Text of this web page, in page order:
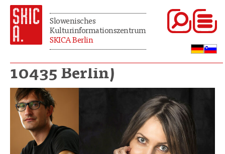
Slowenisches
Kulturinformationszentrum
SKICA Berlin
10435 Berlin)